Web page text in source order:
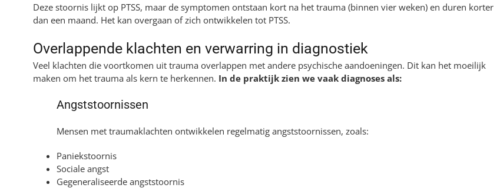
Deze stoornis lijkt op PTSS, maar de symptomen ontstaan kort na het trauma (binnen vier weken) en duren korter
dan een maand. Het kan overgaan of zich ontwikkelen tot PTSS.
Overlappende klachten en verwarring in diagnostiek
Veel klachten die voortkomen uit trauma overlappen met andere psychische aandoeningen. Dit kan het moeilijk
maken om het trauma als kern te herkennen. In de praktijk zien we vaak diagnoses als:
Angststoornissen
Mensen met traumaklachten ontwikkelen regelmatig angststoornissen, zoals:
Paniekstoornis
Sociale angst
Gegeneraliseerde angststoornis